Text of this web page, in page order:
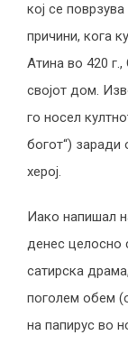
кој се
причини, кога
Атина во 420
својот дом.
го носел
богот“) заради
херој.
Иако напишал
денес целосно
сатирска
поголем обем
на папирус во